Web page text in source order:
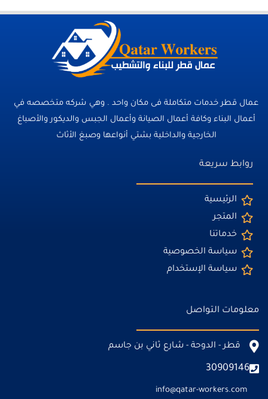
عمال قطر خدمات متكاملة فى مكان واحد . وهي شركه متخصصه في
أعمال البناء وكافة أعمال الصيانة وأعمال الجبس والديكور والأصباغ
الخارجية والداخلية بشتي أنواعها وصبغ الأثاث
روابط سريعة
الرئيسية
المتجر
خدماتنا
سياسة الخصوصية
سياسة الإستخدام
معلومات التواصل
قطر - الدوحة - شارع ثاني بن جاسم
30909146
info@qatar-workers.com